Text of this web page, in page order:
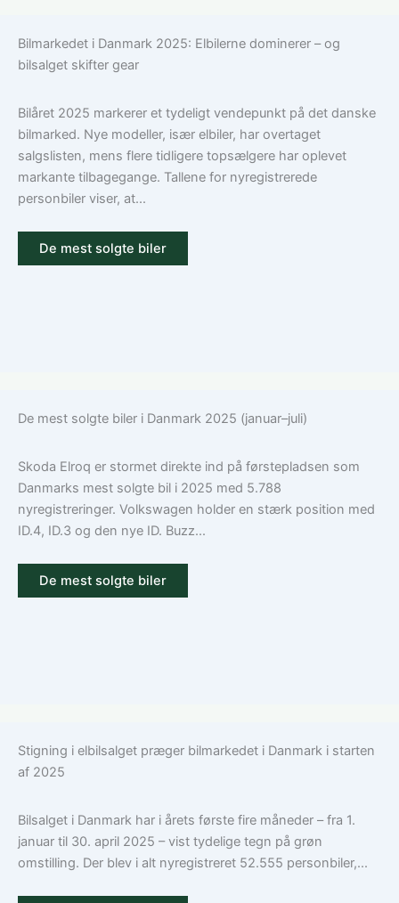
den
bilforsikring
Guide
til
ansvar,
kasko
Bilmarkedet i Danmark 2025: Elbilerne dominerer – og
bilsalget skifter gear
Bilåret 2025 markerer et tydeligt vendepunkt på det danske
bilmarked. Nye modeller, især elbiler, har overtaget
salgslisten, mens flere tidligere topsælgere har oplevet
markante tilbagegange. Tallene for nyregistrerede
personbiler viser, at...
De mest solgte biler
De mest solgte biler i Danmark 2025 (januar–juli)
Skoda Elroq er stormet direkte ind på førstepladsen som
Danmarks mest solgte bil i 2025 med 5.788
nyregistreringer. Volkswagen holder en stærk position med
ID.4, ID.3 og den nye ID. Buzz...
De mest solgte biler
Stigning i elbilsalget præger bilmarkedet i Danmark i starten
af 2025
Bilsalget i Danmark har i årets første fire måneder – fra 1.
januar til 30. april 2025 – vist tydelige tegn på grøn
omstilling. Der blev i alt nyregistreret 52.555 personbiler,...